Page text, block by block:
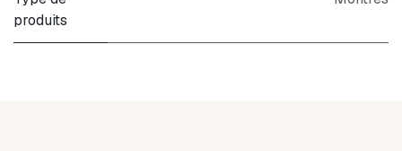
produits